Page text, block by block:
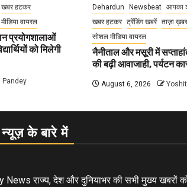
खबर हटकर
वायरल
प्रयोगशालाओं
को मिलेगी
Pandey
Dehardun Newsbeat आपका
खबर हटकर ट्रेंडिंग खबरें ताज़ा ख़बर
सोशल मीडिया वायरल
नैनीताल और मसूरी में
की बढ़ी आवाजाही, पर्यटन
August 6, 2026
के बारे में
News राज्य, देश और दुनियाभर की सभी मुख्य खबरों